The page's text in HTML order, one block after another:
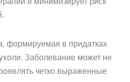
формируемая в придатках
Заболевание может не
четко выраженные